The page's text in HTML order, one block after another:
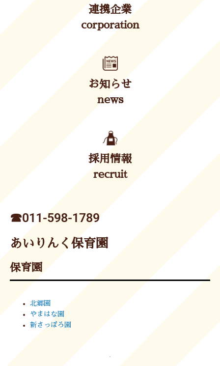
連携企業
corporation
お知らせ
news
採用情報
recruit
☎︎011-598-1789
あいりんく保育園
保育園
北郷園
やまはな園
新さっぽろ園